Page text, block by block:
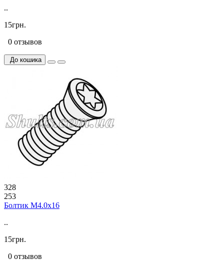
..
15грн.
0 отзывов
До кошика
328
253
Болтик М4.0х16
..
15грн.
0 отзывов